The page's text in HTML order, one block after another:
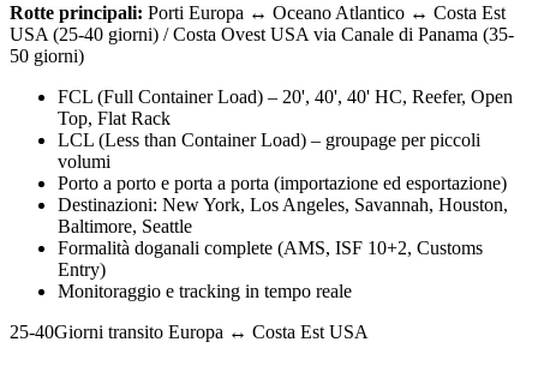
Rotte principali: Porti Europa ↔ Oceano Atlantico ↔ Costa Est
USA (25-40 giorni) / Costa Ovest USA via Canale di Panama (35-
50 giorni)
FCL (Full Container Load) – 20', 40', 40' HC, Reefer, Open
Top, Flat Rack
LCL (Less than Container Load) – groupage per piccoli
volumi
Porto a porto e porta a porta (importazione ed esportazione)
Destinazioni: New York, Los Angeles, Savannah, Houston,
Baltimore, Seattle
Formalità doganali complete (AMS, ISF 10+2, Customs
Entry)
Monitoraggio e tracking in tempo reale
25-40Giorni transito Europa ↔ Costa Est USA